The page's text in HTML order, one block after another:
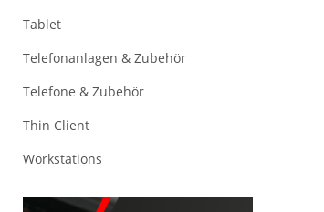
Tablet
Telefonanlagen & Zubehör
Telefone & Zubehör
Thin Client
Workstations